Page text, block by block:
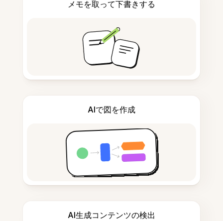
メモを取って下書きする
AIで図を作成
AI生成コンテンツの検出